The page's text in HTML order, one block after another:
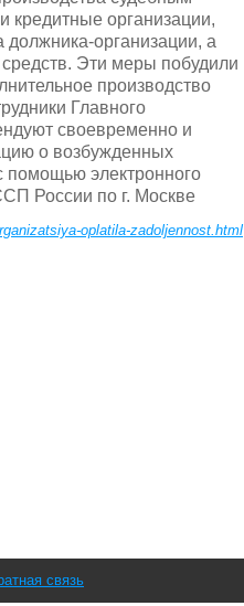
кредитные организации,
организации, а
Эти меры побудили
производство
Главного
своевременно и
о возбужденных
помощью электронного
России по г. Москве
oplatila-zadoljennost.html
связь